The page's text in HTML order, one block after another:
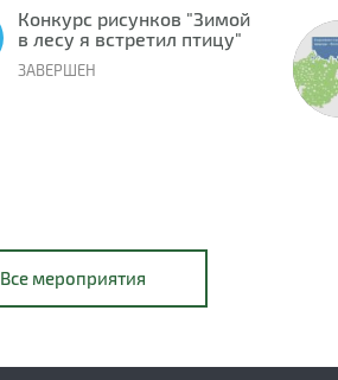
Конкурс рисунков "Зимой
в лесу я встретил птицу"
ЗАВЕРШЕН
Все мероприятия